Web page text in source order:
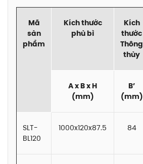
Mã
sản
phẩm
Kích thước
phủ bì
Kích
thước
Thông
thủy
A x B x H
(mm)
B’
(mm)
SLT-
BL120
1000x120x87.5 84